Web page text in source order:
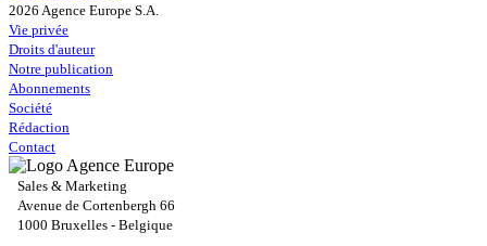
2026 Agence Europe S.A.
Vie privée
Droits d'auteur
Notre publication
Abonnements
Société
Rédaction
Contact
Sales & Marketing
Avenue de Cortenbergh 66
1000 Bruxelles - Belgique